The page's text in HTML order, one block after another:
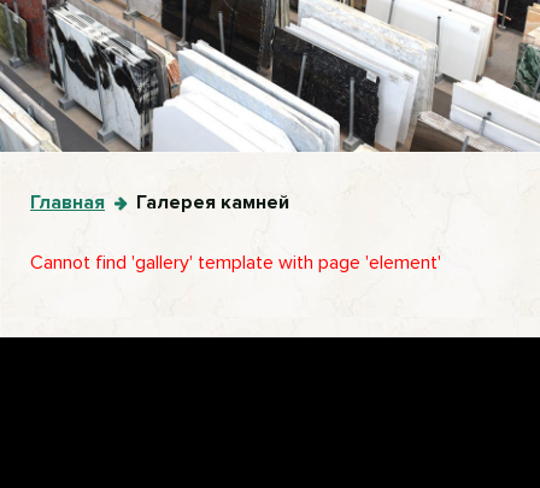
Главная Галерея камней
Cannot find 'gallery' template with page 'element'